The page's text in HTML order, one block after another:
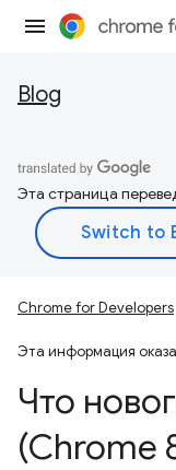
Blog
Эта страница
Chrome for Developers
Эта информация
Что
(Chrome